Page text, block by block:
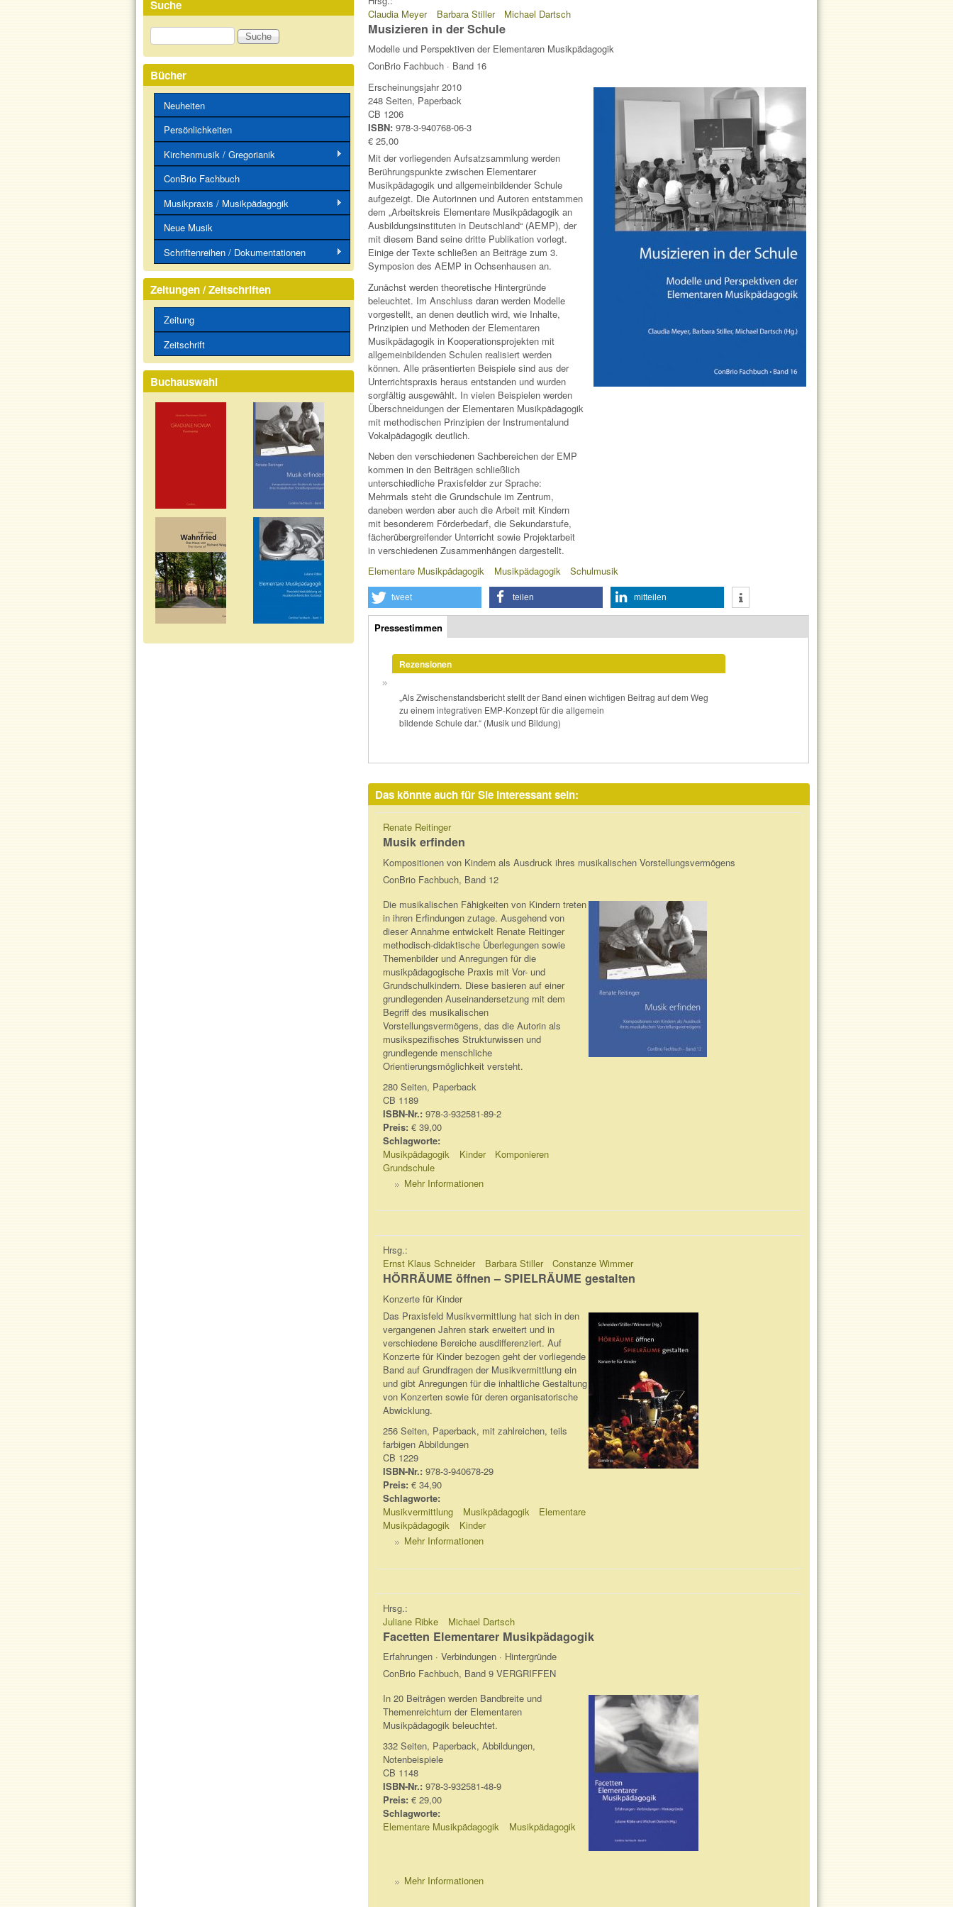
Claudia Meyer
Barbara Stiller Michael Dartsch
Musizieren in der Schule
Modelle und Perspektiven der Elementaren Musikpädagogik
ConBrio Fachbuch · Band 16
Erscheinungsjahr 2010
248 Seiten, Paperback
CB 1206
ISBN: 978-3-940768-06-3
€ 25,00
Mit der vorliegenden Aufsatzsammlung werden
Berührungspunkte zwischen Elementarer
Musikpädagogik und allgemeinbildender Schule
aufgezeigt. Die Autorinnen und Autoren entstammen
dem „Arbeitskreis Elementare Musikpädagogik an
Ausbildungsinstituten in Deutschland“ (AEMP), der
mit diesem Band seine dritte Publikation vorlegt.
Einige der Texte schließen an Beiträge zum 3.
Symposion des AEMP in Ochsenhausen an.
Zunächst werden theoretische Hintergründe
beleuchtet. Im Anschluss daran werden Modelle
vorgestellt, an denen deutlich wird, wie Inhalte,
Prinzipien und Methoden der Elementaren
Musikpädagogik in Kooperationsprojekten mit
allgemeinbildenden Schulen realisiert werden
können. Alle präsentierten Beispiele sind aus der
Unterrichtspraxis heraus entstanden und wurden
sorgfältig ausgewählt. In vielen Beispielen werden
Überschneidungen der Elementaren Musikpädagogik
mit methodischen Prinzipien der Instrumentalund
Vokalpädagogik deutlich.
Neben den verschiedenen Sachbereichen der EMP
kommen in den Beiträgen schließlich
unterschiedliche Praxisfelder zur Sprache:
Mehrmals steht die Grundschule im Zentrum,
daneben werden aber auch die Arbeit mit Kindern
mit besonderem Förderbedarf, die Sekundarstufe,
fächerübergreifender Unterricht sowie Projektarbeit
in verschiedenen Zusammenhängen dargestellt.
Elementare Musikpädagogik
Musikpädagogik Schulmusik
tweet teilen mitteilen
Zusatzinfos
Pressestimmen
Reiter)
Rezensionen
„Als Zwischenstandsbericht stellt der Band einen wichtigen Beitrag auf dem Weg
zu einem integrativen EMP-Konzept für die allgemein
bildende Schule dar.“ (Musik und Bildung)
Das könnte auch für Sie interessant sein:
Renate Reitinger
Musik erfinden
Kompositionen von Kindern als Ausdruck ihres musikalischen Vorstellungsvermögens
ConBrio Fachbuch, Band 12
Die musikalischen Fähigkeiten von Kindern treten
in ihren Erfindungen zutage. Ausgehend von
dieser Annahme entwickelt Renate Reitinger
methodisch-didaktische Überlegungen sowie
Themenbilder und Anregungen für die
musikpädagogische Praxis mit Vor- und
Grundschulkindern. Diese basieren auf einer
grundlegenden Auseinandersetzung mit dem
Begriff des musikalischen
Vorstellungsvermögens, das die Autorin als
musikspezifisches Strukturwissen und
grundlegende menschliche
Orientierungsmöglichkeit versteht.
280 Seiten, Paperback
CB 1189
ISBN-Nr.: 978-3-932581-89-2
Preis: € 39,00
Schlagworte:
Musikpädagogik
Kinder
Komponieren
Grundschule
Mehr Informationen
Hrsg.:
Ernst Klaus Schneider
Barbara Stiller Constanze Wimmer
HÖRRÄUME öffnen – SPIELRÄUME gestalten
Konzerte für Kinder
Das Praxisfeld Musikvermittlung hat sich in den
vergangenen Jahren stark erweitert und in
verschiedene Bereiche ausdifferenziert. Auf
Konzerte für Kinder bezogen geht der vorliegende
Band auf Grundfragen der Musikvermittlung ein
und gibt Anregungen für die inhaltliche Gestaltung
von Konzerten sowie für deren organisatorische
Abwicklung.
256 Seiten, Paperback, mit zahlreichen, teils
farbigen Abbildungen
CB 1229
ISBN-Nr.: 978-3-940678-29
Preis: € 34,90
Schlagworte:
Musikvermittlung
Musikpädagogik
Elementare
Musikpädagogik
Kinder
Mehr Informationen
Hrsg.:
Juliane Ribke
Michael Dartsch
Facetten Elementarer Musikpädagogik
Erfahrungen · Verbindungen · Hintergründe
ConBrio Fachbuch, Band 9 VERGRIFFEN
In 20 Beiträgen werden Bandbreite und
Themenreichtum der Elementaren
Musikpädagogik beleuchtet.
332 Seiten, Paperback, Abbildungen,
Notenbeispiele
CB 1148
ISBN-Nr.: 978-3-932581-48-9
Preis: € 29,00
Schlagworte:
Elementare Musikpädagogik
Musikpädagogik
Mehr Informationen
Suche
Suche
Bücher
Neuheiten
Persönlichkeiten
Kirchenmusik / Gregorianik
ConBrio Fachbuch
Musikpraxis / Musikpädagogik
Neue Musik
Schriftenreihen / Dokumentationen
Zeitungen / Zeitschriften
Zeitung
Zeitschrift
Buchauswahl